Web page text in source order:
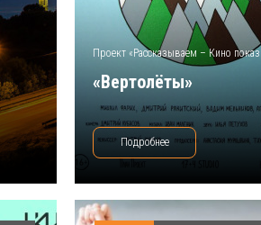
Проект «Рассказываем – Кино
«Вертолёты»
Подробнее